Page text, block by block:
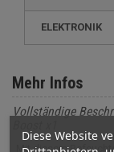
Diese Website
ELEKTRONIK
Mehr Infos
Vollständige
Mit diesem